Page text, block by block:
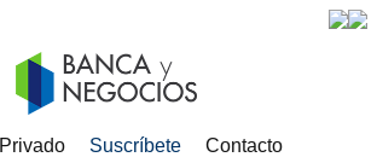
Suscríbete Contacto